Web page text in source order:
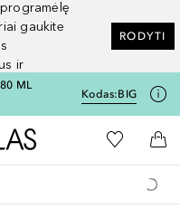
gaukite
ir
RODYTI
ML
Kodas:BIG
Į Douglas pagrindinį
Į mano
Į